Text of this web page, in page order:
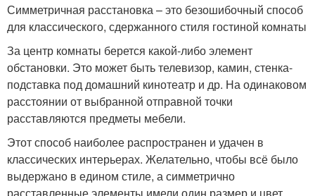
Симметричная расстановка – это безошибочный способ
для классического, сдержанного стиля гостиной комнаты
За центр комнаты берется какой-либо элемент
обстановки. Это может быть телевизор, камин, стенка-
подставка под домашний кинотеатр и др. На одинаковом
расстоянии от выбранной отправной точки
расставляются предметы мебели.
Этот способ наиболее распространен и удачен в
классических интерьерах. Желательно, чтобы всё было
выдержано в едином стиле, а симметрично
расставленные элементы имели один размер и цвет.